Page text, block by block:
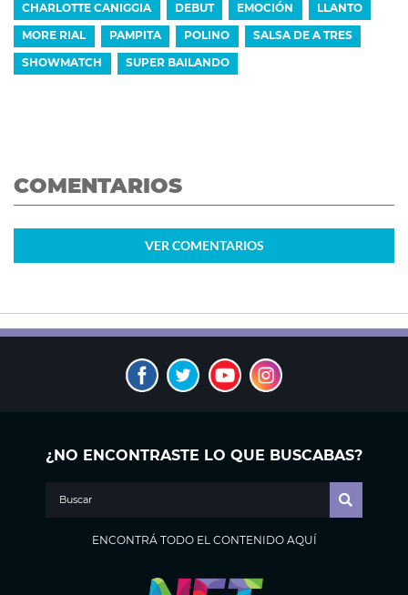
CHARLOTTE CANIGGIA DEBUT EMOCIÓN LLANTO
MORE RIAL PAMPITA POLINO SALSA DE A TRES
SHOWMATCH SUPER BAILANDO
COMENTARIOS
VER COMENTARIOS
¿NO ENCONTRASTE LO QUE BUSCABAS?
ENCONTRÁ TODO EL CONTENIDO AQUÍ